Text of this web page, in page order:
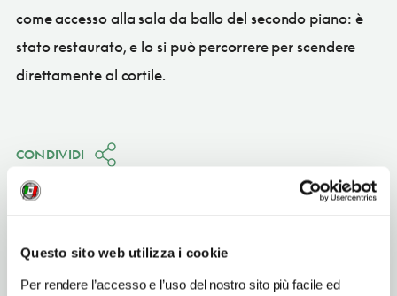
Questo sito web utilizza i cookie
Per rendere l’accesso e l’uso del nostro sito più facile ed
come accesso alla sala da ballo del secondo piano: è
stato restaurato, e lo si può percorrere per scendere
direttamente al cortile.
CONDIVIDI
Firenze(FI)